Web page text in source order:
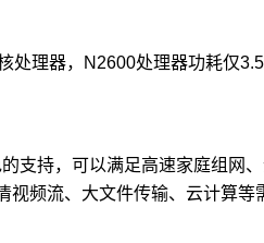
处理器，N2600处理器功耗仅
支持，可以满足高速家庭组网
视频流、大文件传输、云计算等